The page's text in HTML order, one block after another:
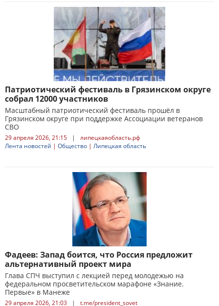
Патриотический фестиваль в Грязинском округе
собрал 12000 участников
Масштабный патриотический фестиваль прошёл в
Грязинском округе при поддержке Ассоциации ветеранов
СВО
29 апреля 2026, 21:15 |
липецкаяобласть.рф
Лента новостей | Общество | Липецкая область
Фадеев: Запад боится, что Россия предложит
альтернативный проект мира
Глава СПЧ выступил с лекцией перед молодежью на
федеральном просветительском марафоне «Знание.
Первые» в Манеже
29 апреля 2026, 21:03 |
t.me/president_sovet